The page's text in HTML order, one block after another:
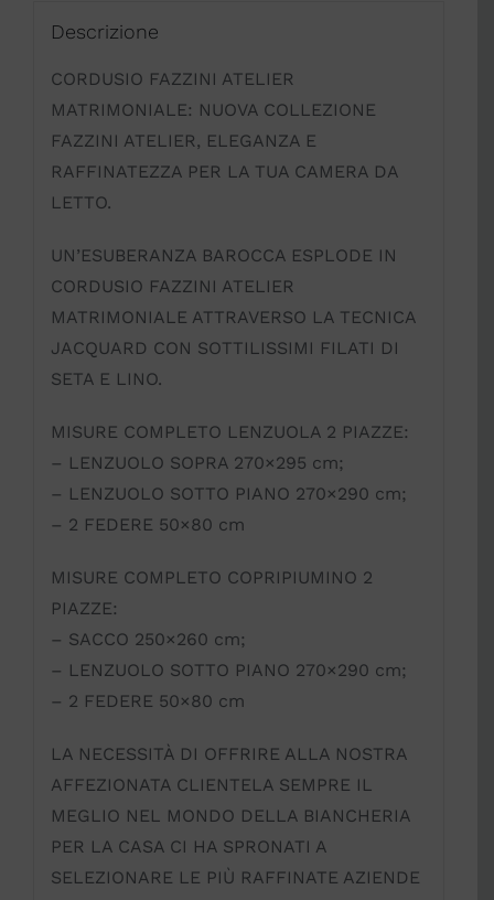
Descrizione
CORDUSIO FAZZINI ATELIER
MATRIMONIALE: NUOVA COLLEZIONE
FAZZINI ATELIER, ELEGANZA E
RAFFINATEZZA PER LA TUA CAMERA DA
LETTO.
UN’ESUBERANZA BAROCCA ESPLODE IN
CORDUSIO FAZZINI ATELIER
MATRIMONIALE ATTRAVERSO LA TECNICA
JACQUARD CON SOTTILISSIMI FILATI DI
SETA E LINO.
MISURE COMPLETO LENZUOLA 2 PIAZZE:
– LENZUOLO SOPRA 270×295 cm;
– LENZUOLO SOTTO PIANO 270×290 cm;
– 2 FEDERE 50×80 cm
MISURE COMPLETO COPRIPIUMINO 2
PIAZZE:
– SACCO 250×260 cm;
– LENZUOLO SOTTO PIANO 270×290 cm;
– 2 FEDERE 50×80 cm
LA NECESSITÀ DI OFFRIRE ALLA NOSTRA
AFFEZIONATA CLIENTELA SEMPRE IL
MEGLIO NEL MONDO DELLA BIANCHERIA
PER LA CASA CI HA SPRONATI A
SELEZIONARE LE PIÙ RAFFINATE AZIENDE